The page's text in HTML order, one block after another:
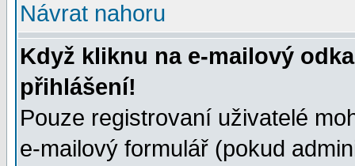
Návrat nahoru
Když kliknu na e-mailový
přihlášení!
Pouze registrovaní uživatelé
e-mailový formulář (pokud